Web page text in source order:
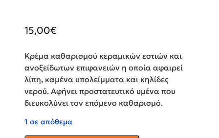
15,00€
Κρέμα καθαρισμού κεραμικών εστιών και
ανοξείδωτων επιφανειών η οποία αφαιρεί
λίπη, καμένα υπολείμματα και κηλίδες
νερού. Αφήνει προστατευτικό υμένα που
διευκολύνει τον επόμενο καθαρισμό.
1 σε απόθεμα